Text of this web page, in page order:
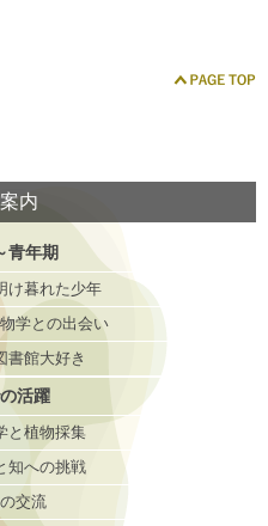
内
青年期
け暮れた少年
学との出会い
書館大好き
活躍
と植物採集
知への挑戦
交流